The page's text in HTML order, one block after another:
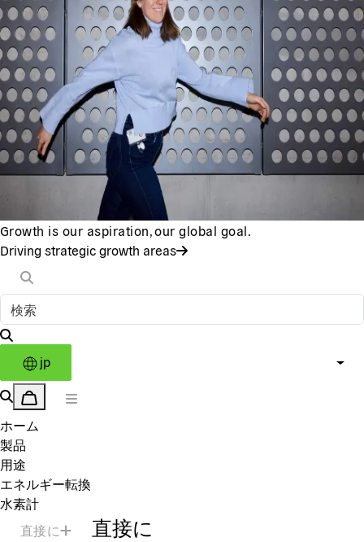
Growth is our aspiration, our global goal.
Driving strategic growth areas
jp
ホーム
製品
用途
エネルギー転換
水素計
直接に
直接に